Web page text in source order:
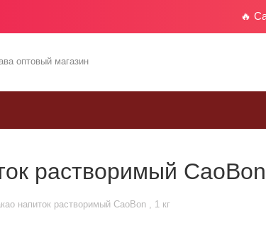
🔥
оптовый магазин
растворимый
напиток растворимый CaoBon , 1 кг